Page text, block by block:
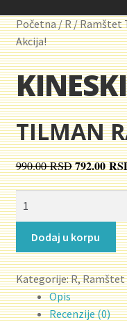
Korpa
Kupovina, isporuka i
Moj nalog
Novosti
O nama
Plaćanje
Privatnost
Uslovi korišćenja
Početna/R/Ramštet
Akcija!
TILMAN
990.00RSDOriginalna
cena
990.00
792.00
KINESKI
CAR
količinaDodaj u korpu
Kategorije:R,
Opis
Recenzije (0)